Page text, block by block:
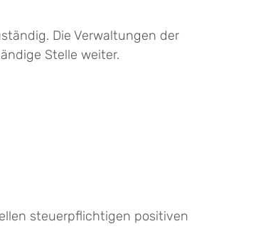
Die Verwaltungen der
Stelle weiter.
steuerpflichtigen positiven